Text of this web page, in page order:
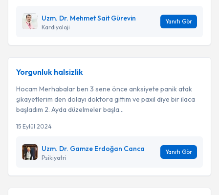
Uzm. Dr. Mehmet Sait Gürevin
Kardiyoloji
Yanıtı Gör
Yorgunluk halsizlik
Hocam Merhabalar ben 3 sene önce anksiyete panik atak
şikayetlerim den dolayı doktora gittim ve paxil diye bir ilaca
başladım 2. Ayda düzelmeler başla...
15 Eylül 2024
Uzm. Dr. Gamze Erdoğan Canca
Psikiyatri
Yanıtı Gör